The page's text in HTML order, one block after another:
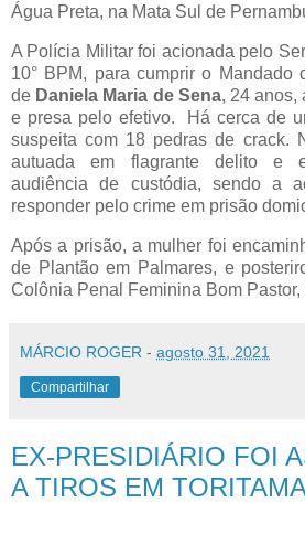
Água Preta, na Mata Sul de
A Polícia Militar foi acionada pelo
10° BPM, para cumprir o Mandado
de Daniela Maria de Sena, 24 anos,
e presa pelo efetivo. Há cerca de
suspeita com 18 pedras de crack.
autuada em flagrante delito e
audiência de custódia, sendo a
responder pelo crime em prisão
Após a prisão, a mulher foi
de Plantão em Palmares, e
Colônia Penal Feminina Bom Pastor,
MÁRCIO ROGER - agosto 31, 2021
Compartilhar
EX-PRESIDIÁRIO FOI
A TIROS EM